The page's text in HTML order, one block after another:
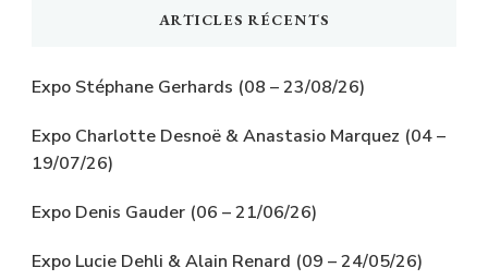
ARTICLES RÉCENTS
Expo Stéphane Gerhards (08 – 23/08/26)
Expo Charlotte Desnoë & Anastasio Marquez (04 –
19/07/26)
Expo Denis Gauder (06 – 21/06/26)
Expo Lucie Dehli & Alain Renard (09 – 24/05/26)